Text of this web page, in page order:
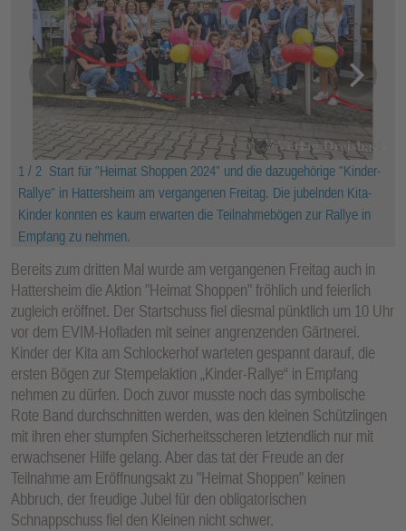
1 / 2 Start für "Heimat Shoppen 2024" und die dazugehörige "Kinder-
Rallye" in Hattersheim am vergangenen Freitag. Die jubelnden Kita-
Kinder konnten es kaum erwarten die Teilnahmebögen zur Rallye in
Empfang zu nehmen.
Bereits zum dritten Mal wurde am vergangenen Freitag auch in
Hattersheim die Aktion "Heimat Shoppen" fröhlich und feierlich
zugleich eröffnet. Der Startschuss fiel diesmal pünktlich um 10 Uhr
vor dem EVIM-Hofladen mit seiner angrenzenden Gärtnerei.
Kinder der Kita am Schlockerhof warteten gespannt darauf, die
ersten Bögen zur Stempelaktion „Kinder-Rallye“ in Empfang
nehmen zu dürfen. Doch zuvor musste noch das symbolische
Rote Band durchschnitten werden, was den kleinen Schützlingen
mit ihren eher stumpfen Sicherheitsscheren letztendlich nur mit
erwachsener Hilfe gelang. Aber das tat der Freude an der
Teilnahme am Eröffnungsakt zu "Heimat Shoppen" keinen
Abbruch, der freudige Jubel für den obligatorischen
Schnappschuss fiel den Kleinen nicht schwer.